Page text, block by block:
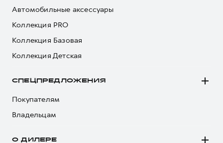
Автомобильные аксессуары
Коллекция PRO
Коллекция Базовая
Коллекция Детская
СПЕЦПРЕДЛОЖЕНИЯ
Покупателям
Владельцам
О ДИЛЕРЕ